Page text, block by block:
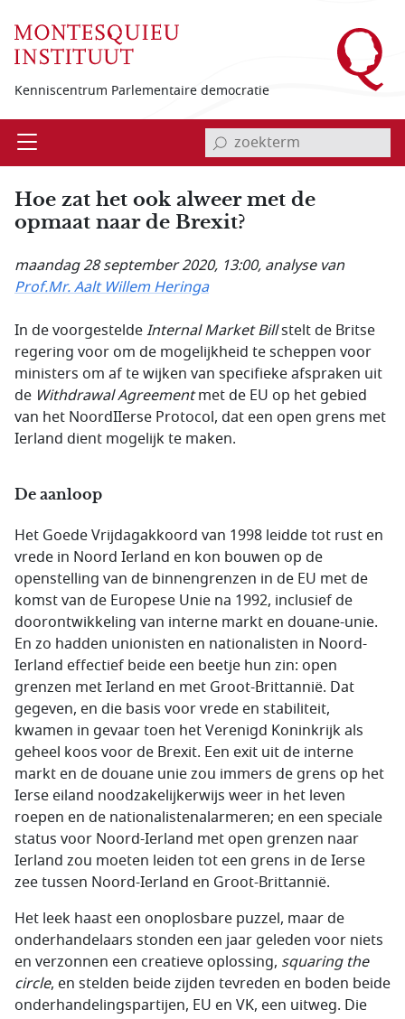
Kenniscentrum Parlementaire democratie
Open invoerveld zoekterm
Hoe zat het ook alweer met de
opmaat naar de Brexit?
maandag 28 september 2020, 13:00, analyse van
Prof.Mr. Aalt Willem Heringa
In de voorgesteldeInternal Market Billstelt de Britse
regering voor om de mogelijkheid te scheppen voor
ministers om af te wijken van specifieke afspraken uit
de Withdrawal Agreementmet de EU op het gebied
van het NoordIIerse Protocol, dat een open grens met
Ierland dient mogelijk te maken.
De aanloop
Het Goede Vrijdagakkoord van 1998 leidde tot rust en
vrede in Noord Ierland en kon bouwen op de
openstelling van de binnengrenzen in de EU met de
komst van de Europese Unie na 1992, inclusief de
doorontwikkeling van interne markt en douane-unie.
En zo hadden unionisten en nationalisten in Noord-
Ierland effectief beide een beetje hun zin: open
grenzen met Ierland en met Groot-Brittannië. Dat
gegeven, en die basis voor vrede en stabiliteit,
kwamen in gevaar toen het Verenigd Koninkrijk als
geheel koos voor de Brexit. Een exit uit de interne
markt en de douane unie zou immers de grens op het
Ierse eiland noodzakelijkerwijs weer in het leven
roepen en de nationalisten­alarmeren; en een speciale
status voor Noord-Ierland met open grenzen naar
Ierland zou moeten leiden tot een grens in de Ierse
zee tussen Noord-Ierland en Groot-Brittannië.
Het leek haast een onoplosbare puzzel, maar de
onderhandelaars stonden een jaar geleden voor niets
en verzonnen een creatieve oplossing, squaring the
circle, en stelden beide zijden tevreden en boden beide
onderhandelingspartijen, EU en VK, een uitweg. Die